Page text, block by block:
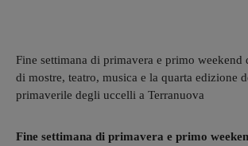
Fine settimana di primavera e primo
di mostre, teatro, musica e la quarta edizione
primaverile degli uccelli a Terranuova
Fine settimana di primavera e primo